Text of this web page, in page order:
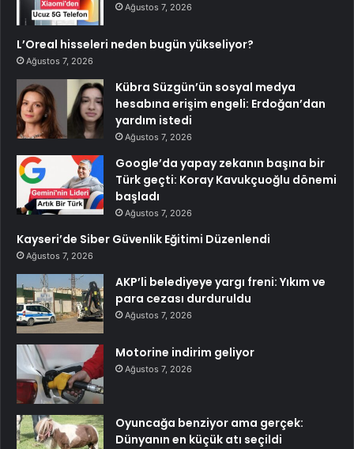
Ağustos 7, 2026
L’Oreal hisseleri neden bugün yükseliyor?
Ağustos 7, 2026
Kübra Süzgün’ün sosyal medya
hesabına erişim engeli: Erdoğan’dan
yardım istedi
Ağustos 7, 2026
Google’da yapay zekanın başına bir
Türk geçti: Koray Kavukçuoğlu dönemi
başladı
Ağustos 7, 2026
Kayseri’de Siber Güvenlik Eğitimi Düzenlendi
Ağustos 7, 2026
AKP’li belediyeye yargı freni: Yıkım ve
para cezası durduruldu
Ağustos 7, 2026
Motorine indirim geliyor
Ağustos 7, 2026
Oyuncağa benziyor ama gerçek:
Dünyanın en küçük atı seçildi